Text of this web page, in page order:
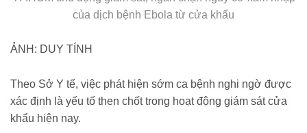
của dịch bệnh Ebola từ cửa khẩu
ẢNH: DUY TÍNH
Theo Sở Y tế, việc phát hiện sớm ca bệnh nghi ngờ được
xác định là yếu tố then chốt trong hoạt động giám sát cửa
khẩu hiện nay.